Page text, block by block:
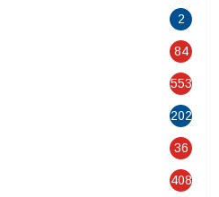
2
84
553
202
36
408